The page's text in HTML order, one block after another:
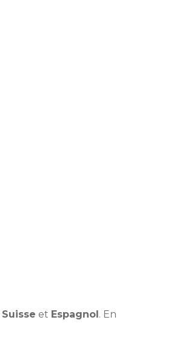
Suisse et Espagnol. En